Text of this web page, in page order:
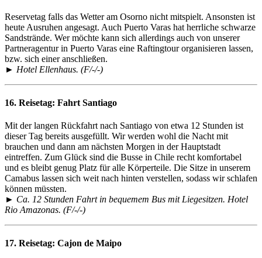
Reservetag falls das Wetter am Osorno nicht mitspielt. Ansonsten ist
heute Ausruhen angesagt. Auch Puerto Varas hat herrliche schwarze
Sandstrände. Wer möchte kann sich allerdings auch von unserer
Partneragentur in Puerto Varas eine Raftingtour organisieren lassen,
bzw. sich einer anschließen.
► Hotel Ellenhaus. (F/-/-)
16. Reisetag: Fahrt Santiago
Mit der langen Rückfahrt nach Santiago von etwa 12 Stunden ist
dieser Tag bereits ausgefüllt. Wir werden wohl die Nacht mit
brauchen und dann am nächsten Morgen in der Hauptstadt
eintreffen. Zum Glück sind die Busse in Chile recht komfortabel
und es bleibt genug Platz für alle Körperteile. Die Sitze in unserem
Camabus lassen sich weit nach hinten verstellen, sodass wir schlafen
können müssten.
► Ca. 12 Stunden Fahrt in bequemem Bus mit Liegesitzen. Hotel
Rio Amazonas. (F/-/-)
17. Reisetag: Cajon de Maipo